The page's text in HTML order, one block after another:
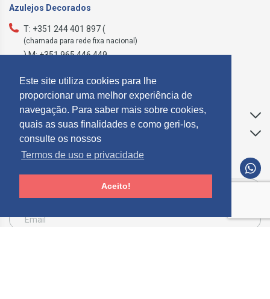
Este site utiliza cookies para lhe
proporcionar uma melhor experiência de
navegação. Para saber mais sobre cookies,
quais as suas finalidades e como geri-los,
consulte os nossos
Termos de uso e privacidade
Aceito!
Azulejos Decorados
T: +351 244 401 897 (
(chamada para rede fixa nacional)
) M: +351 965 446 449
Apoio ao Cliente
Informações
SUBCREVER NEWSLETTER